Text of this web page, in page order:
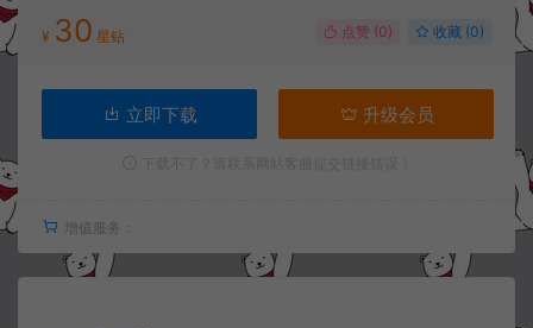
¥ 30 星钻 点赞 (0) 收藏 (0)
立即下载 升级会员
增值服务：